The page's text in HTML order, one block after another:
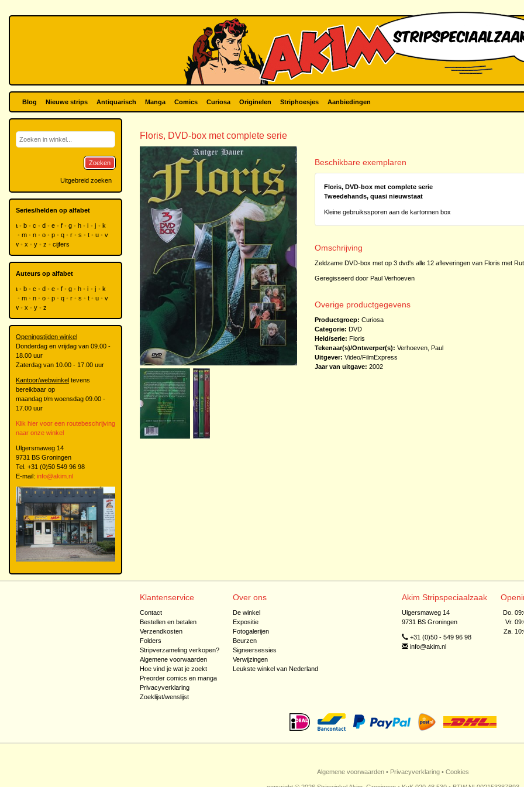
Blog Nieuwe strips Antiquarisch Manga Comics Curiosa Originelen Striphoesjes Aanbiedingen
Floris, DVD-box met complete serie
Beschikbare exemplaren
Floris, DVD-box met complete serie
Tweedehands, quasi nieuwstaat
Kleine gebruikssporen aan de kartonnen box
Omschrijving
Zeldzame DVD-box met op 3 dvd's alle 12 afleveringen van Floris met
Geregisseerd door Paul Verhoeven
Overige productgegevens
Productgroep: Curiosa
Categorie: DVD
Held/serie: Floris
Tekenaar(s)/Ontwerper(s): Verhoeven, Paul
Uitgever: Video/FilmExpress
Jaar van uitgave: 2002
Zoeken
Uitgebreid zoeken
Series/helden op alfabet
a b c d e f g h i j
k
m n o p q r s t u
v
w
x y z cijfers
Auteurs op alfabet
a b c d e f g h i j
k
m n o p q r s t u
v
w
x y z
Openingstijden winkel
Donderdag en vrijdag van 09.00 -
18.00 uur
Zaterdag van 10.00 - 17.00 uur
Kantoor/webwinkel tevens
bereikbaar op
maandag t/m woensdag 09.00 -
17.00 uur
Klik hier voor een routebeschrijving
naar onze winkel
Ulgersmaweg 14
9731 BS Groningen
Tel. +31 (0)50 549 96 98
E-mail: info@akim.nl
Klantenservice
Contact
Bestellen en betalen
Verzendkosten
Folders
Stripverzameling verkopen?
Algemene voorwaarden
Hoe vind je wat je zoekt
Preorder comics en manga
Privacyverklaring
Zoeklijst/wenslijst
Over ons
De winkel
Expositie
Fotogalerijen
Beurzen
Signeersessies
Verwijzingen
Leukste winkel van Nederland
Akim Stripspeciaalzaak
Ulgersmaweg 14
9731 BS Groningen
+31 (0)50 - 549 96 98
info@akim.nl
Do.
Vr.
Za.
Algemene voorwaarden • Privacyverklaring • Cookies